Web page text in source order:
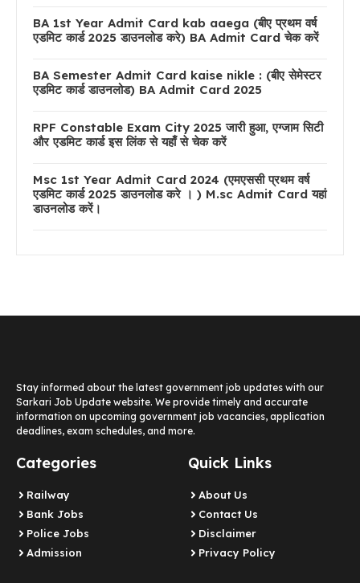
BA 1st Year Admit Card kab aaega (बीए प्रथम वर्ष
एडमिट कार्ड 2025 डाउनलोड करे) BA Admit Card चेक करें
BA Semester Admit Card kaise nikle : (बीए सेमेस्टर
एडमिट कार्ड डाउनलोड) BA Admit Card 2025
RPF Constable Exam City 2025 जारी हुआ, एग्जाम सिटी
और एडमिट कार्ड इस लिंक से यहाँ से चेक करें
Msc 1st Year Admit Card 2024 (एमएससी प्रथम वर्ष
एडमिट कार्ड 2025 डाउनलोड करे । ) M.sc Admit Card यहां
डाउनलोड करें।
Stay informed about the latest government job updates with our
Sarkari Job Update website. We provide timely and accurate
information on upcoming government job vacancies, application
deadlines, exam schedules, and more.
Categories
Railway
Bank Jobs
Police Jobs
Admission
Quick Links
About Us
Contact Us
Disclaimer
Privacy Policy